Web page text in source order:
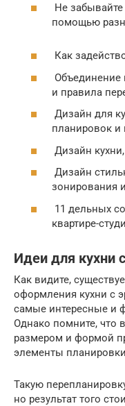
Не
помощью
Как
Объединение
и правила
Дизайн для
планировок и
Дизайн
Дизайн
зонирования
11 дельных
квартире-
Идеи для кухни
Как видите,
оформления кухни с
самые интересные и
Однако помните, что
размером и формой
элементы
Такую
но результат того